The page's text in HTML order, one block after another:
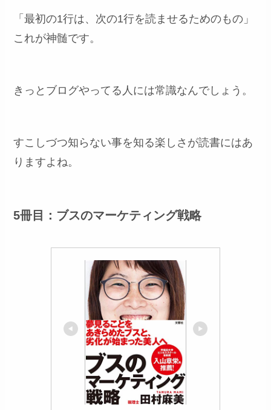
「最初の1行は、次の1行を読ませるためのもの」
これが神髄です。
きっとブログやってる人には常識なんでしょう。
すこしづつ知らない事を知る楽しさが読書にはあ
りますよね。
5冊目：ブスのマーケティング戦略